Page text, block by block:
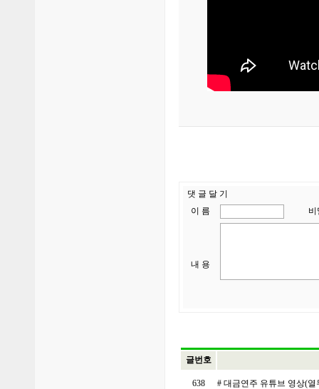
댓 글 달 기
이 름
비
내 용
글번호
638 # 대금연주 유튜브 영상(